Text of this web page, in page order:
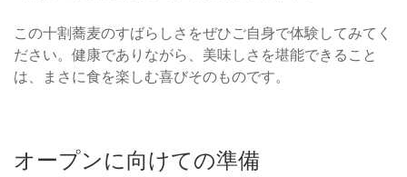
この十割蕎麦のすばらしさをぜひご自身で体験してみてく
ださい。健康でありながら、美味しさを堪能できること
は、まさに食を楽しむ喜びそのものです。
オープンに向けての準備